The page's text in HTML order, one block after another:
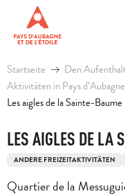
contenu
principal
Startseite Den
Aktivitäten in Pays d’Aubagne
Les aigles de la Sainte-Baume
LES AIGLES DE LA
ANDERE FREIZEITAKTIVITÄTEN
Quartier de la